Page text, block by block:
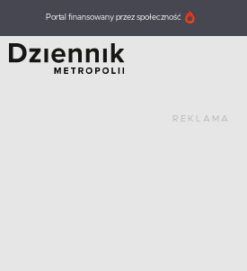
Portal finansowany przez społeczność
REKLAMA